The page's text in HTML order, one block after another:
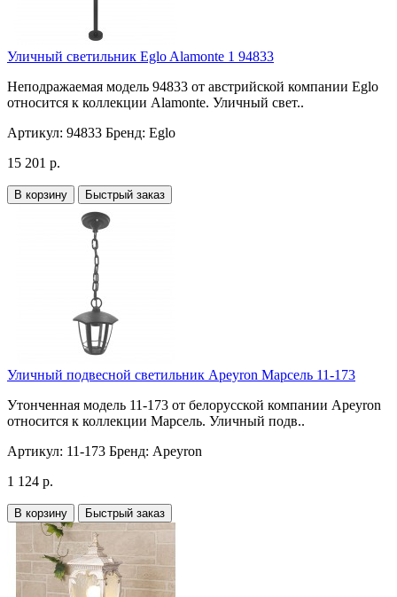
Уличный светильник Eglo Alamonte 1 94833
Неподражаемая модель 94833 от австрийской компании Eglo
относится к коллекции Alamonte. Уличный свет..
Артикул: 94833 Бренд: Eglo
15 201 р.
В корзину Быстрый заказ
Уличный подвесной светильник Apeyron Марсель 11-173
Утонченная модель 11-173 от белорусской компании Apeyron
относится к коллекции Марсель. Уличный подв..
Артикул: 11-173 Бренд: Apeyron
1 124 р.
В корзину Быстрый заказ